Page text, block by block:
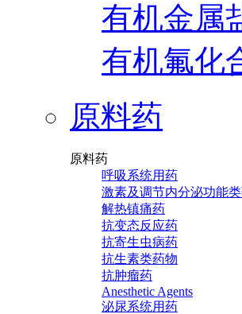
有机金属
有机氟化
原料药
原料药
呼吸系统用药
激素及调节内分泌功能
解热镇痛药
抗变态反应药
抗寄生虫病药
抗生素类药物
抗肿瘤药
Anesthetic Agents
泌尿系统用药